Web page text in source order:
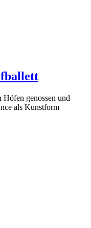
Höfen genossen und
als Kunstform